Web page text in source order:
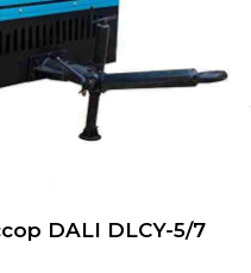
DALI DLCY-5/7